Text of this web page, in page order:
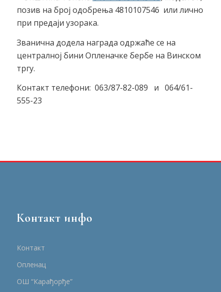
позив на број одобрења 4810107546 или лично
при предаји узорака.
Званична додела награда одржаће се на
централној бини Опленачке бербе на Винском
тргу.
Контакт телефони: 063/87-82-089 и 064/61-
555-23
Контакт инфо
Контакт
Опленац
ОШ “Карађорђе”